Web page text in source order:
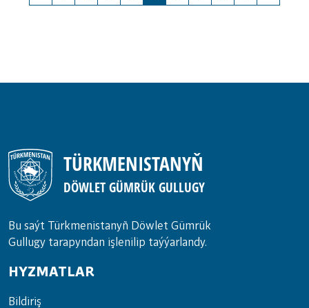
TÜRKMENISTANYŇ
DÖWLET GÜMRÜK GULLUGY
Bu saýt Türkmenistanyñ Döwlet Gümrük
Gullugy tarapyndan işlenilip taýýarlandy.
HYZMATLAR
Bil­di­riş